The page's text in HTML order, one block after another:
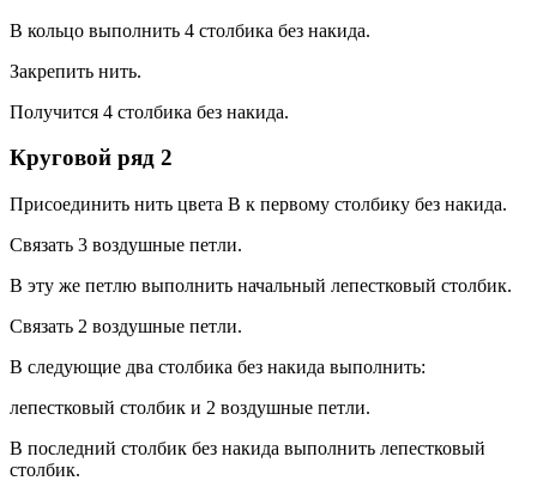
В кольцо выполнить 4 столбика без накида.
Закрепить нить.
Получится 4 столбика без накида.
Круговой ряд 2
Присоединить нить цвета В к первому столбику без накида.
Связать 3 воздушные петли.
В эту же петлю выполнить начальный лепестковый столбик.
Связать 2 воздушные петли.
В следующие два столбика без накида выполнить:
лепестковый столбик и 2 воздушные петли.
В последний столбик без накида выполнить лепестковый
столбик.